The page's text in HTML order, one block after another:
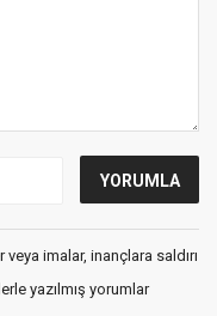
imalar, inançlara saldırı
yazılmış yorumlar